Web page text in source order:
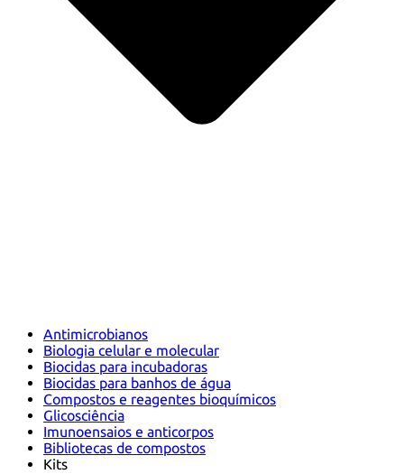
Antimicrobianos
Biologia celular e molecular
Biocidas para incubadoras
Biocidas para banhos de água
Compostos e reagentes bioquímicos
Glicosciência
Imunoensaios e anticorpos
Bibliotecas de compostos
Kits